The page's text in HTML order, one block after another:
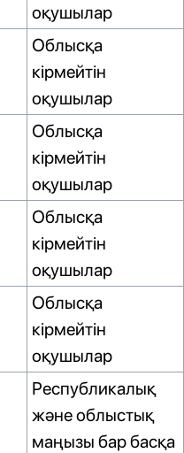
оқушылар
Облысқа
кірмейтін
оқушылар
Облысқа
кірмейтін
оқушылар
Облысқа
кірмейтін
оқушылар
Облысқа
кірмейтін
оқушылар
Республикалық
және облыстық
маңызы бар басқа